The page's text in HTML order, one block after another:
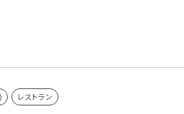
レストラン